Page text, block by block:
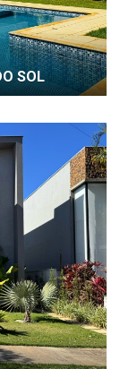
SOL